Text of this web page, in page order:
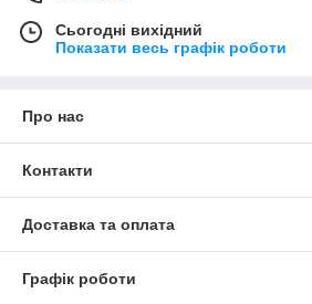
Сьогодні вихідний
Показати весь графік роботи
Про нас
Контакти
Доставка та оплата
Графік роботи